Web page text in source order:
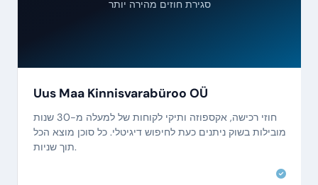
סגירת חוזים מהירה יותר
Uus Maa Kinnisvarabüroo OÜ
חוזי רכישה, אקספוזה ותיקי לקוחות של למעלה מ-30 שנות
מובילות בשוק ניתנים כעת לחיפוש דיגיטלי. כל סוכן מוצא הכל
תוך שניות.